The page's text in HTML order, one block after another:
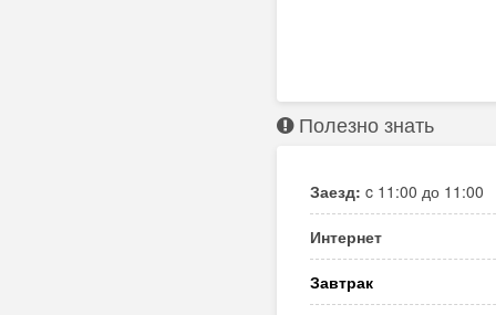
Полезно знать
Заезд: c 11:00 до 11:00
Интернет
Завтрак